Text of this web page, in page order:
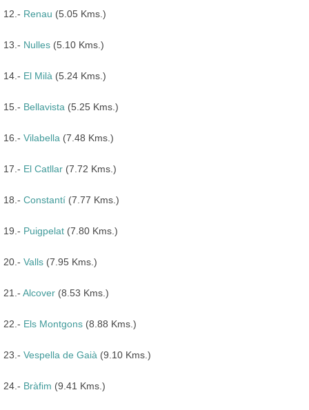
12.- Renau (5.05 Kms.)
13.- Nulles (5.10 Kms.)
14.- El Milà (5.24 Kms.)
15.- Bellavista (5.25 Kms.)
16.- Vilabella (7.48 Kms.)
17.- El Catllar (7.72 Kms.)
18.- Constantí (7.77 Kms.)
19.- Puigpelat (7.80 Kms.)
20.- Valls (7.95 Kms.)
21.- Alcover (8.53 Kms.)
22.- Els Montgons (8.88 Kms.)
23.- Vespella de Gaià (9.10 Kms.)
24.- Bràfim (9.41 Kms.)